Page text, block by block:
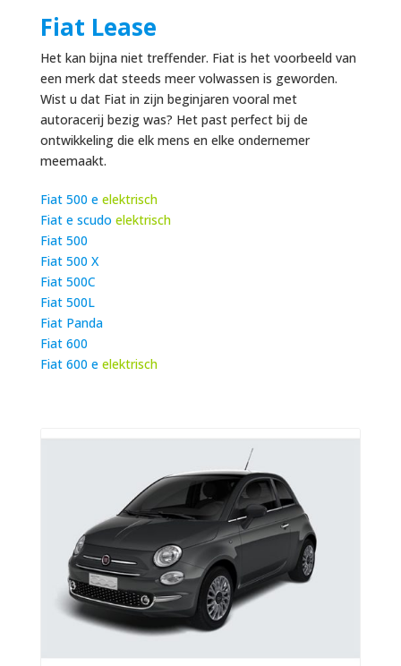
Fiat Lease
Het kan bijna niet treffender. Fiat is het voorbeeld van
een merk dat steeds meer volwassen is geworden.
Wist u dat Fiat in zijn beginjaren vooral met
autoracerij bezig was? Het past perfect bij de
ontwikkeling die elk mens en elke ondernemer
meemaakt.
Fiat 500 e elektrisch
Fiat e scudo elektrisch
Fiat 500
Fiat 500 X
Fiat 500C
Fiat 500L
Fiat Panda
Fiat 600
Fiat 600 e elektrisch